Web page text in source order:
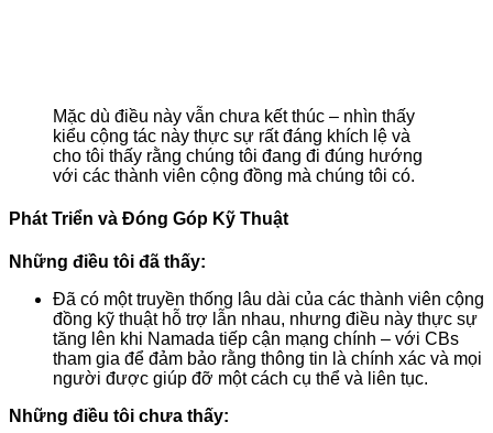
Mặc dù điều này vẫn chưa kết thúc – nhìn thấy
kiểu cộng tác này thực sự rất đáng khích lệ và
cho tôi thấy rằng chúng tôi đang đi đúng hướng
với các thành viên cộng đồng mà chúng tôi có.
Phát Triển và Đóng Góp Kỹ Thuật
Những điều tôi đã thấy:
Đã có một truyền thống lâu dài của các thành viên cộng
đồng kỹ thuật hỗ trợ lẫn nhau, nhưng điều này thực sự
tăng lên khi Namada tiếp cận mạng chính – với CBs
tham gia để đảm bảo rằng thông tin là chính xác và mọi
người được giúp đỡ một cách cụ thể và liên tục.
Những điều tôi chưa thấy: